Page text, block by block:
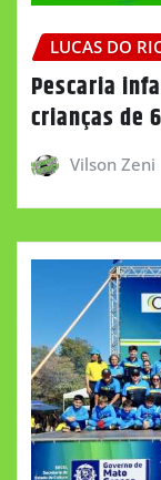
LUCAS DO
Pescaria
crianças de
Vilson Zeni